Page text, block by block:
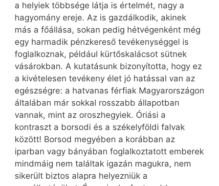
a helyiek többsége látja is értelmét, nagy a
hagyomány ereje. Az is gazdálkodik, akinek
más a főállása, sokan pedig hétvégenként még
egy harmadik pénzkereső tevékenységgel is
foglalkoznak, például kürtőskalácsot sütnek
vásárokban. A kutatásunk bizonyította, hogy ez
a kivételesen tevékeny élet jó hatással van az
egészségre: a hatvanas férfiak Magyarországon
általában már sokkal rosszabb állapotban
vannak, mint az oroszhegyiek. Óriási a
kontraszt a borsodi és a székelyföldi falvak
között! Borsod megyében a korábban az
iparban vagy bányában foglalkoztatott emberek
mindmáig nem találtak igazán magukra, nem
sikerült biztos alapra helyezniük a